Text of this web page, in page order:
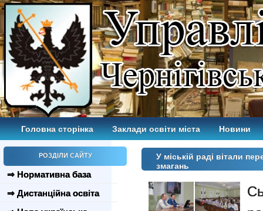
Головна сторінка Заклади освіти міста Новини
РОЗДІЛИ САЙТУ
⇒ Нормативна база
⇒ Дистанційна освіта
У міській раді вітали
змагань